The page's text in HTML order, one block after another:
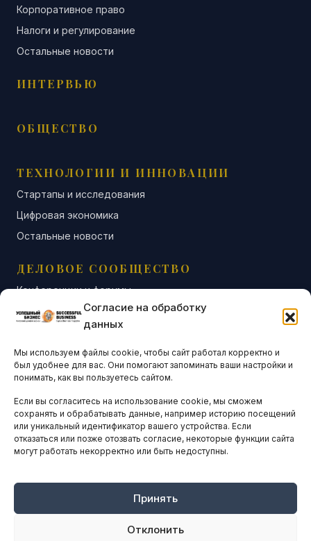
Согласие на обработку
данных
Мы используем файлы cookie, чтобы сайт работал корректно и
был удобнее для вас. Они помогают запоминать ваши настройки и
понимать, как вы пользуетесь сайтом.
Если вы согласитесь на использование cookie, мы сможем
сохранять и обрабатывать данные, например историю посещений
или уникальный идентификатор вашего устройства. Если
отказаться или позже отозвать согласие, некоторые функции сайта
могут работать некорректно или быть недоступны.
Принять
Отклонить
Корпоративное право
Налоги и регулирование
Остальные новости
ИНТЕРВЬЮ
ОБЩЕСТВО
ТЕХНОЛОГИИ И ИННОВАЦИИ
Стартапы и исследования
Цифровая экономика
Остальные новости
ДЕЛОВОЕ СООБЩЕСТВО
Конференции и форумы
Бизнес-клубы и ассоциации
Остальные новости
АНАЛИТИКА И СТАТИСТИКА
ARTICLES IN ENGLISH
НАВИГАЦИЯ
Оплата онлайн